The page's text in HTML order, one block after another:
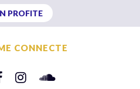
PROFITE
CONNECTE